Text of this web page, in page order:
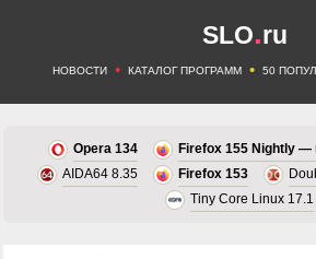
SLO.ru
НОВОСТИ • КАТАЛОГ ПРОГРАММ • 50
Opera 134
Firefox 155 Nightly
AIDA64 8.35
Firefox 153
Tiny Core Linux 17.1